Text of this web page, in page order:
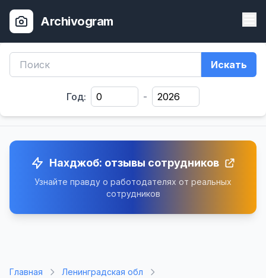
Archivogram
Искать
Год: -
Нахджоб: отзывы сотрудников
Узнайте правду о работодателях от реальных
сотрудников
Главная
Ленинградская обл